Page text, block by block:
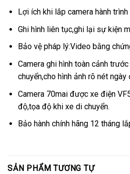
Lợi ích khi lắp camera hành
Ghi hình liên tục,ghi lại sự kiện
Bảo vệ pháp lý:Video bằng
Camera ghi hình toàn cảnh
chuyển,cho hình ảnh rõ nét ngày
Camera 70mai được xe điện
độ,tọa độ khi xe di chuyển.
Bảo hành chính hãng 12 tháng
SẢN PHẨM TƯƠNG TỰ